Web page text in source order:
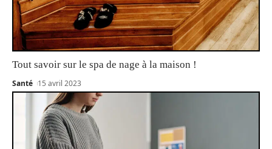
Tout savoir sur le spa de nage à la maison !
Santé 15 avril 2023